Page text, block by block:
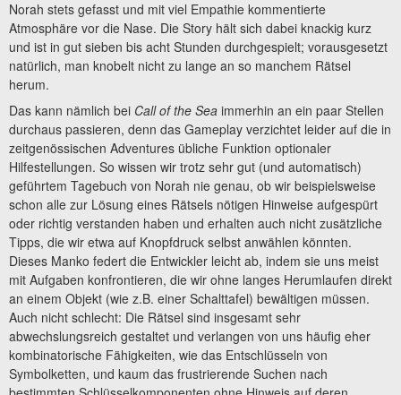
Norah stets gefasst und mit viel Empathie kommentierte
Atmosphäre vor die Nase. Die Story hält sich dabei knackig kurz
und ist in gut sieben bis acht Stunden durchgespielt; vorausgesetzt
natürlich, man knobelt nicht zu lange an so manchem Rätsel
herum.
Das kann nämlich bei Call of the Sea immerhin an ein paar Stellen
durchaus passieren, denn das Gameplay verzichtet leider auf die in
zeitgenössischen Adventures übliche Funktion optionaler
Hilfestellungen. So wissen wir trotz sehr gut (und automatisch)
geführtem Tagebuch von Norah nie genau, ob wir beispielsweise
schon alle zur Lösung eines Rätsels nötigen Hinweise aufgespürt
oder richtig verstanden haben und erhalten auch nicht zusätzliche
Tipps, die wir etwa auf Knopfdruck selbst anwählen könnten.
Dieses Manko federt die Entwickler leicht ab, indem sie uns meist
mit Aufgaben konfrontieren, die wir ohne langes Herumlaufen direkt
an einem Objekt (wie z.B. einer Schalttafel) bewältigen müssen.
Auch nicht schlecht: Die Rätsel sind insgesamt sehr
abwechslungsreich gestaltet und verlangen von uns häufig eher
kombinatorische Fähigkeiten, wie das Entschlüsseln von
Symbolketten, und kaum das frustrierende Suchen nach